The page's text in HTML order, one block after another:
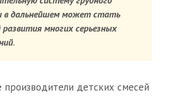
в дальнейшем может стать
развития многих серьезных
.
детских смесей